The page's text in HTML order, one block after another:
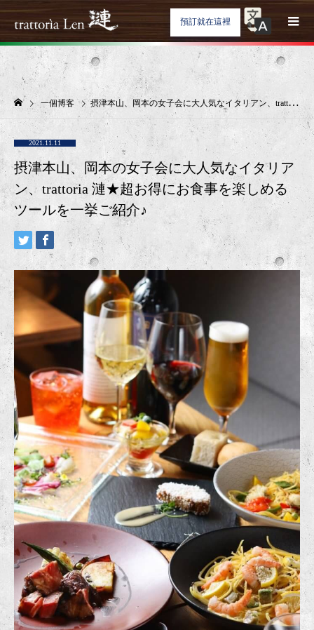
預訂就在這裡
一個博客 摂津本山、岡本の女子会に大人気なイタリアン、trattoria 漣★超お得にお食事を楽しめるツールを一挙ご紹介♪
2021.11.11
摂津本山、岡本の女子会に大人気なイタリア
ン、trattoria 漣★超お得にお食事を楽しめる
ツールを一挙ご紹介♪